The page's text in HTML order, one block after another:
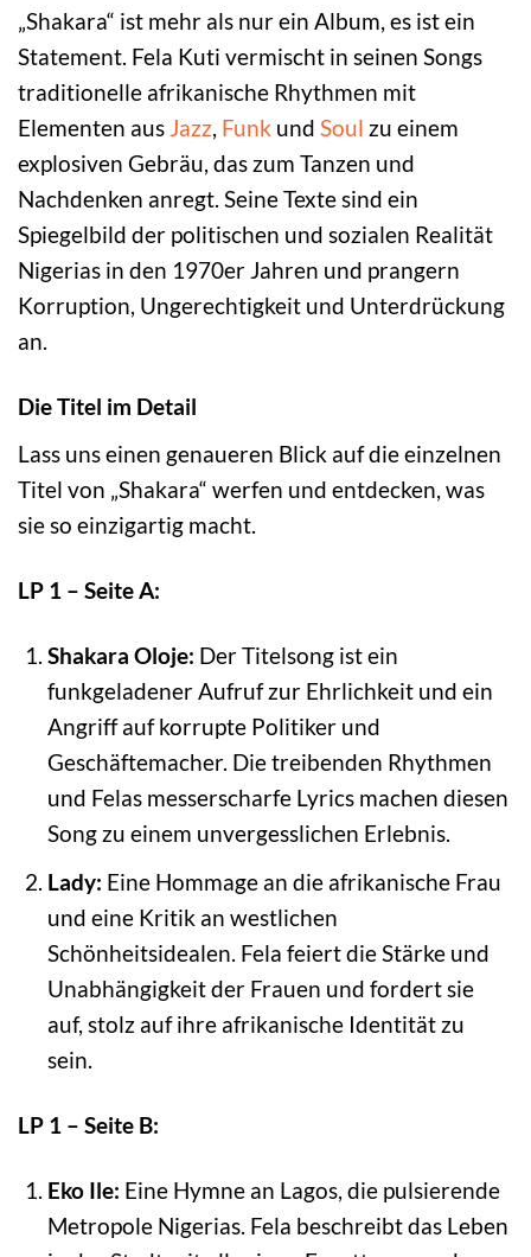
„Shakara“ ist mehr als nur ein Album, es ist ein
Statement. Fela Kuti vermischt in seinen Songs
traditionelle afrikanische Rhythmen mit
Elementen aus Jazz, Funk und Soul zu einem
explosiven Gebräu, das zum Tanzen und
Nachdenken anregt. Seine Texte sind ein
Spiegelbild der politischen und sozialen Realität
Nigerias in den 1970er Jahren und prangern
Korruption, Ungerechtigkeit und Unterdrückung
an.
Die Titel im Detail
Lass uns einen genaueren Blick auf die einzelnen
Titel von „Shakara“ werfen und entdecken, was
sie so einzigartig macht.
LP 1 – Seite A:
Shakara Oloje: Der Titelsong ist ein
funkgeladener Aufruf zur Ehrlichkeit und ein
Angriff auf korrupte Politiker und
Geschäftemacher. Die treibenden Rhythmen
und Felas messerscharfe Lyrics machen diesen
Song zu einem unvergesslichen Erlebnis.
Lady: Eine Hommage an die afrikanische Frau
und eine Kritik an westlichen
Schönheitsidealen. Fela feiert die Stärke und
Unabhängigkeit der Frauen und fordert sie
auf, stolz auf ihre afrikanische Identität zu
sein.
LP 1 – Seite B:
Eko Ile: Eine Hymne an Lagos, die pulsierende
Metropole Nigerias. Fela beschreibt das Leben